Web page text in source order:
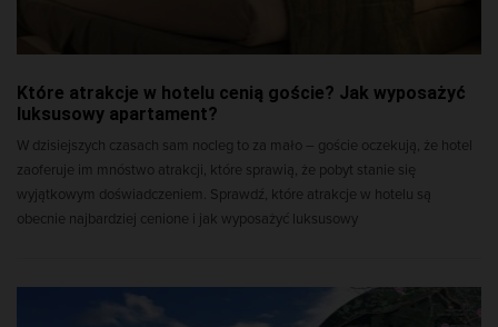
Które atrakcje w hotelu cenią goście? Jak wyposażyć
luksusowy apartament?
W dzisiejszych czasach sam nocleg to za mało – goście oczekują, że hotel
zaoferuje im mnóstwo atrakcji, które sprawią, że pobyt stanie się
wyjątkowym doświadczeniem. Sprawdź, które atrakcje w hotelu są
obecnie najbardziej cenione i jak wyposażyć luksusowy